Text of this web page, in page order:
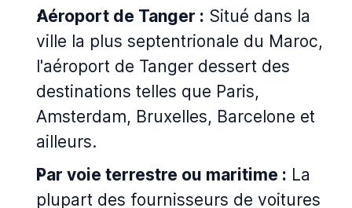
Aéroport de Tanger : Situé dans la
ville la plus septentrionale du Maroc,
l'aéroport de Tanger dessert des
destinations telles que Paris,
Amsterdam, Bruxelles, Barcelone et
ailleurs.
Par voie terrestre ou maritime : La
plupart des fournisseurs de voitures